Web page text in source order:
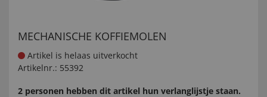
MECHANISCHE KOFFIEMOLEN
Artikel is helaas uitverkocht
Artikelnr.: 55392
2 personen hebben dit artikel hun verlanglijstje staan.